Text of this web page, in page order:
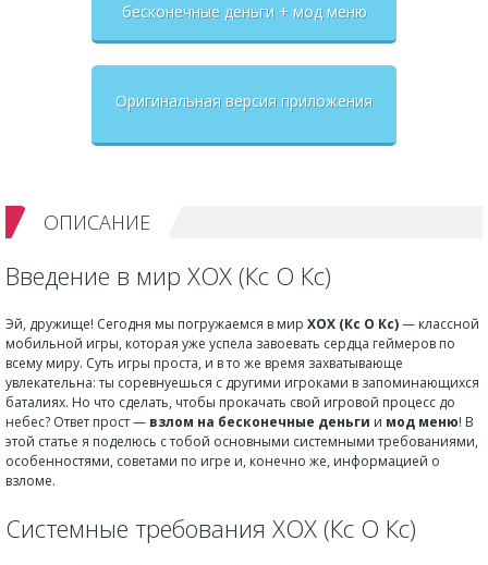
бесконечные деньги + мод меню
Оригинальная версия приложения
ОПИСАНИЕ
Введение в мир XOX (Кс О Кс)
Эй, дружище! Сегодня мы погружаемся в мир XOX (Кс О Кс)— классной
мобильной игры, которая уже успела завоевать сердца геймеров по
всему миру. Суть игры проста, и в то же время захватывающе
увлекательна: ты соревнуешься с другими игроками в запоминающихся
баталиях. Но что сделать, чтобы прокачать свой игровой процесс до
небес? Ответ прост — взлом на бесконечные деньги и мод меню! В
этой статье я поделюсь с тобой основными системными требованиями,
особенностями, советами по игре и, конечно же, информацией о
взломе.
Системные требования XOX (Кс О Кс)